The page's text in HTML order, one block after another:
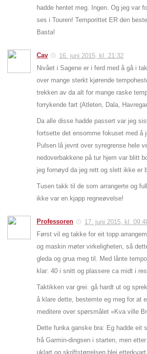
hadde hentet meg. Ingen. Og jeg var
ses i Touren! Temporittet ER den
Basta!
Cav
16. juni 2015, kl. 21:32
Nivået i Sagene er i ferd med å gå i
over mange sterkt kjørende
trekken av da alt for mange raske
forrykende fart (Atleten, Dala,
Da alle disse hadde passert var jeg
fortsette det ensomme fokuset med å
Pulsen lå jevnt over syregrense hele
nedoverbakkene på tur hjem var blitt
jeg fornøyd da jeg rett og slett ikke er
Tusen takk til de som arrangerte og
ikke var en kjapp regneøvelse!
Professoren
17. juni 2015, kl.
Først vil eg takke for eit topp
og maskin møter virkeligheten, så
gleda og grua meg til. Med lånte
klar: 40 i snitt og plassere ca midt i
Taktikken var grei: gå hardt ut og
å klare dette, bestemte eg meg for at
meditere over spørsmålet «Kva ville
Dette funka ganske bra: Eg hadde eit
frå Garmin-dingsen i starten, men
uklart og skriftstørrelsen blei